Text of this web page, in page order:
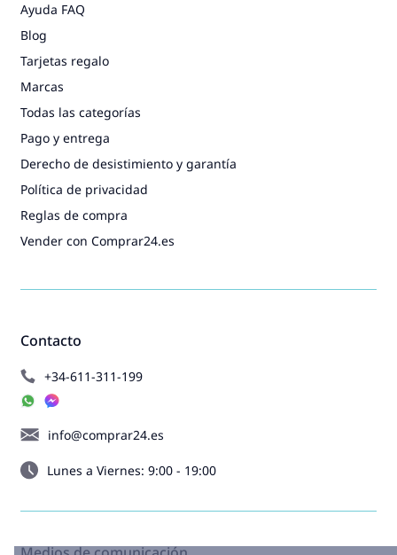
Contacto
+34-611-311-199
info@comprar24.es
Lunes a Viernes: 9:00 - 19:00
Ayuda FAQ
Blog
Tarjetas regalo
Marcas
Todas las categorías
Pago y entrega
Derecho de desistimiento y garantía
Política de privacidad
Reglas de compra
Vender con Comprar24.es